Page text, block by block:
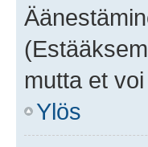
mutta et
Ylös